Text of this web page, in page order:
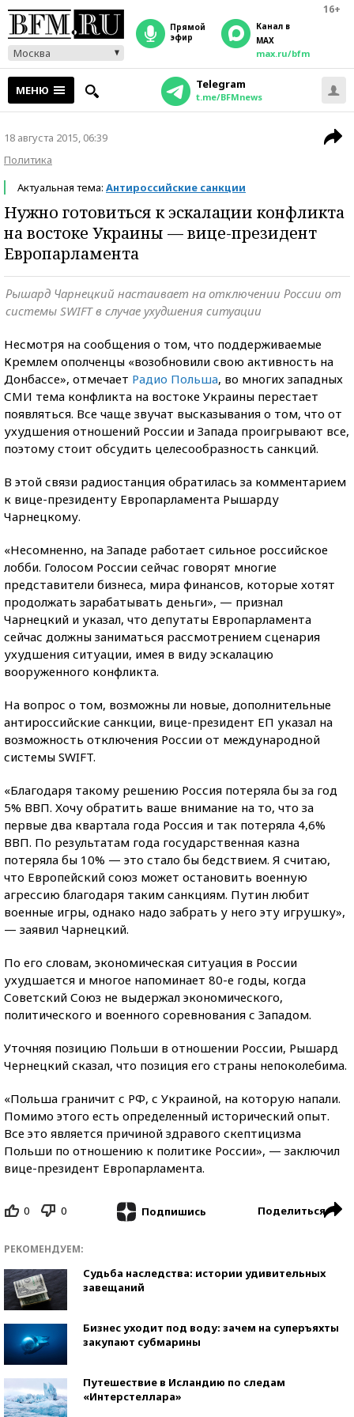
16+
Москва
прямой
эфир
Канал в
MAX
max.ru/bfm
МЕНЮ Telegram
t.me/BFMnews
18 августа 2015, 06:39
Политика
Актуальная тема: Антироссийские санкции
Нужно готовиться к эскалации конфликта
на востоке Украины — вице-президент
Европарламента
Рышард Чарнецкий настаивает на отключении России от
системы SWIFT в случае ухудшения ситуации
Несмотря на сообщения о том, что поддерживаемые
Кремлем ополченцы «возобновили свою активность на
Донбассе», отмечает Радио Польша, во многих западных
СМИ тема конфликта на востоке Украины перестает
появляться. Все чаще звучат высказывания о том, что от
ухудшения отношений России и Запада проигрывают все,
поэтому стоит обсудить целесообразность санкций.
В этой связи радиостанция обратилась за комментарием
к вице-президенту Европарламента Рышарду
Чарнецкому.
«Несомненно, на Западе работает сильное российское
лобби. Голосом России сейчас говорят многие
представители бизнеса, мира финансов, которые хотят
продолжать зарабатывать деньги», — признал
Чарнецкий и указал, что депутаты Европарламента
сейчас должны заниматься рассмотрением сценария
ухудшения ситуации, имея в виду эскалацию
вооруженного конфликта.
На вопрос о том, возможны ли новые, дополнительные
антироссийские санкции, вице-президент ЕП указал на
возможность отключения России от международной
системы SWIFT.
«Благодаря такому решению Россия потеряла бы за год
5% ВВП. Хочу обратить ваше внимание на то, что за
первые два квартала года Россия и так потеряла 4,6%
ВВП. По результатам года государственная казна
потеряла бы 10% — это стало бы бедствием. Я считаю,
что Европейский союз может остановить военную
агрессию благодаря таким санкциям. Путин любит
военные игры, однако надо забрать у него эту игрушку»,
— заявил Чарнецкий.
По его словам, экономическая ситуация в России
ухудшается и многое напоминает 80-е годы, когда
Советский Союз не выдержал экономического,
политического и военного соревнования с Западом.
Уточняя позицию Польши в отношении России, Рышард
Чернецкий сказал, что позиция его страны непоколебима.
«Польша граничит с РФ, с Украиной, на которую напали.
Помимо этого есть определенный исторический опыт.
Все это является причиной здравого скептицизма
Польши по отношению к политике России», — заключил
вице-президент Европарламента.
0 0 Подпишись Поделиться
РЕКОМЕНДУЕМ:
Судьба наследства: истории удивительных
завещаний
Бизнес уходит под воду: зачем на суперъяхты
закупают субмарины
Путешествие в Исландию по следам
«Интерстеллара»